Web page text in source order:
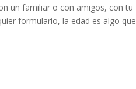
un familiar o con amigos, con tu
formulario, la edad es algo que